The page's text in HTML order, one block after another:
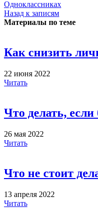
Одноклассниках
Назад к записям
Материалы по теме
Как снизить
22 июня 2022
Читать
Что делать, если
26 мая 2022
Читать
Что не стоит
13 апреля 2022
Читать